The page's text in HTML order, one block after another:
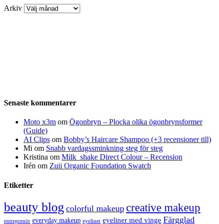
Arkiv
Senaste kommentarer
Moto x3m om Ögonbryn – Plocka olika ögonbrynsformer
(Guide)
AI Clips om Bobby’s Haircare Shampoo (+3 recensioner till)
Mi om Snabb vardagssminkning steg för steg
Kristina om Milk_shake Direct Colour – Recension
Irén om Zuii Organic Foundation Swatch
Etiketter
beauty blog colorful makeup creative makeup
entreprenör everyday makeup eyeliner eyeliner med vinge Färgglad